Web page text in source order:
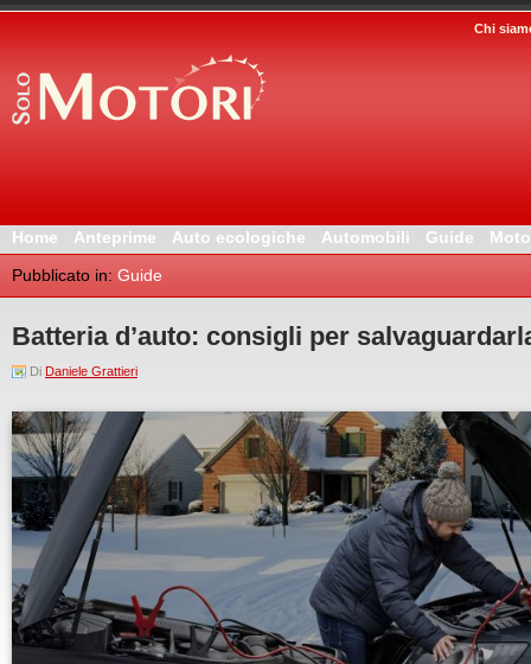
Chi
Home Anteprime Auto ecologiche Automobili Guide
Moto
Pubblicato in: Guide
Batteria d’auto: consigli per
Di Daniele Grattieri